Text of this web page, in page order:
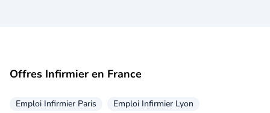
Offres Infirmier en France
Emploi Infirmier Paris Emploi Infirmier Lyon